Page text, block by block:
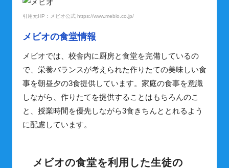
引用元HP：メビオ公式 https://www.mebio.co.jp/
メビオの食堂情報
メビオでは、校舎内に厨房と食堂を完備しているの
で、栄養バランスが考えられた作りたての美味しい食
事を朝昼夕の3食提供しています。家庭の食事を意識
しながら、作りたてを提供することはもちろんのこ
と、授業時間を優先しながら3食きちんととれるよう
に配慮しています。
メビオの食堂を利用した生徒の